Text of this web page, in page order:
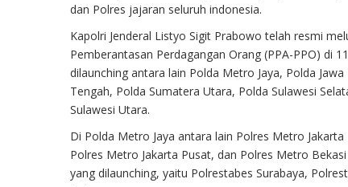
dan Polres jajaran seluruh indonesia.
Kapolri Jenderal Listyo Sigit Prabowo telah resmi
Pemberantasan Perdagangan Orang (PPA-PPO) di
dilaunching antara lain Polda Metro Jaya, Polda
Tengah, Polda Sumatera Utara, Polda Sulawesi
Sulawesi Utara.
Di Polda Metro Jaya antara lain Polres Metro
Polres Metro Jakarta Pusat, dan Polres Metro
yang dilaunching, yaitu Polrestabes Surabaya,